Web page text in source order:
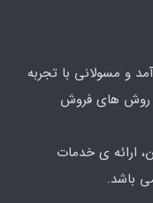
و مسولانی با تجربه
روش های فروش
ارائه ی خدمات
باشد.